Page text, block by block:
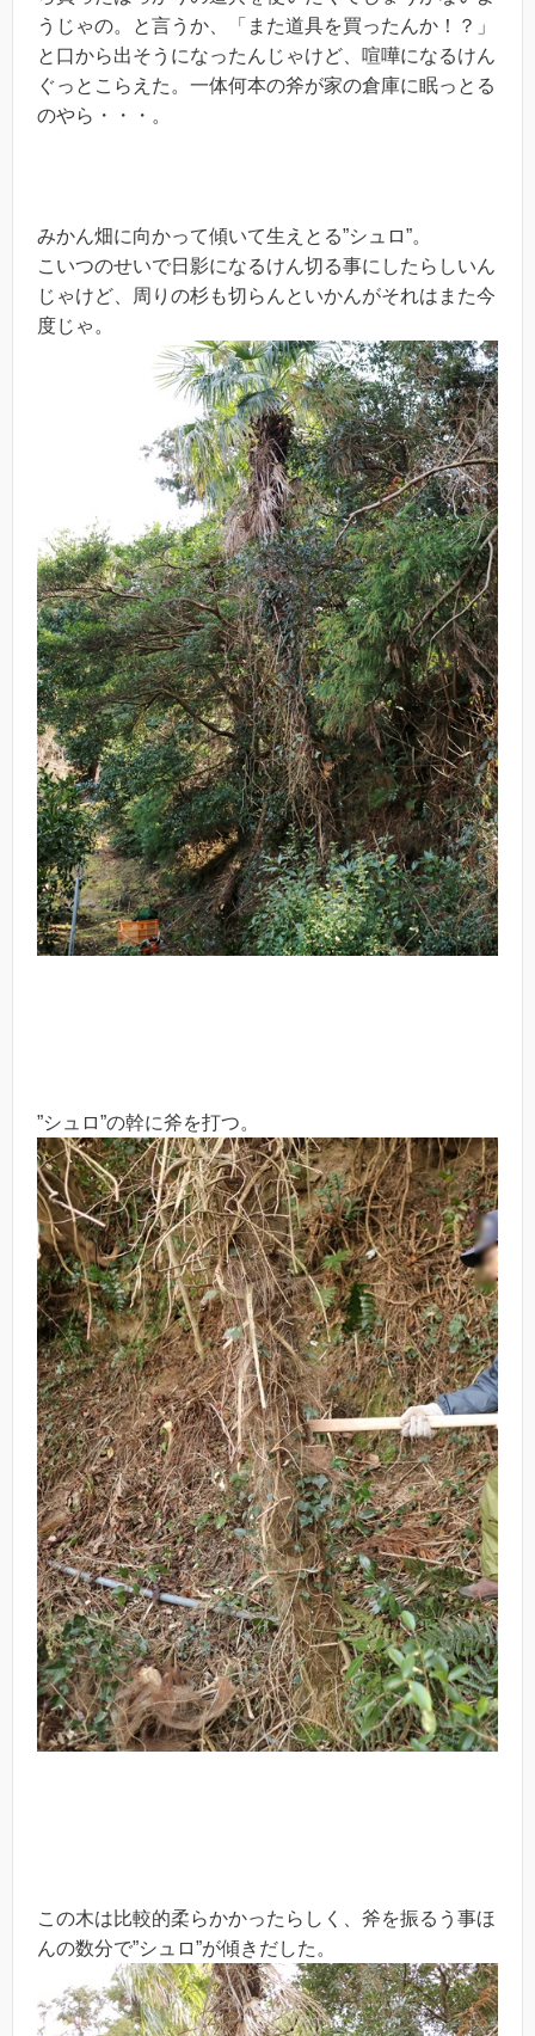
うじゃの。と言うか、「また道具を買ったんか！？」
と口から出そうになったんじゃけど、喧嘩になるけん
ぐっとこらえた。一体何本の斧が家の倉庫に眠っとる
のやら・・・。
みかん畑に向かって傾いて生えとる”シュロ”。
こいつのせいで日影になるけん切る事にしたらしいん
じゃけど、周りの杉も切らんといかんがそれはまた今
度じゃ。
”シュロ”の幹に斧を打つ。
この木は比較的柔らかかったらしく、斧を振るう事ほ
んの数分で”シュロ”が傾きだした。